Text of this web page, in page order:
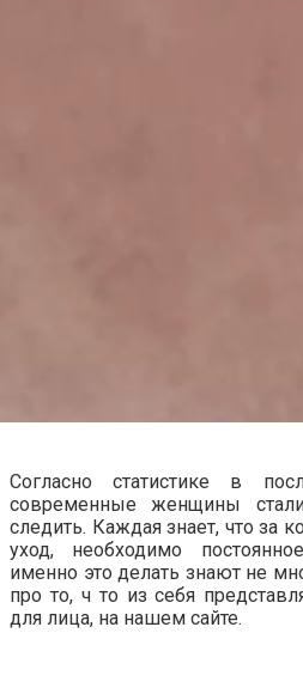
Согласно статистике в
современные женщины
следить. Каждая знает, что за
уход, необходимо
именно это делать знают не
про то, ч то из себя
для лица, на нашем сайте.